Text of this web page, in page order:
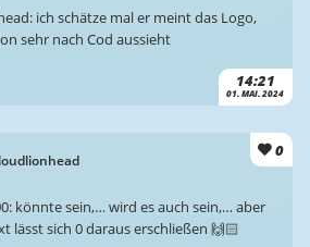
14:21
01. MAI. 2024
ich schätze mal er meint das Logo,
sehr nach Cod aussieht
0
könnte sein,… wird es auch sein,… aber
lässt sich 0 daraus erschließen 🙌🏻